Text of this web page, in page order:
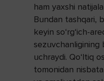
ham yaxshi
Bundan tashqari,
keyin so‘rg‘ich-
sezuvchanligining
uchraydi. Qo‘ltiq
tomonidan